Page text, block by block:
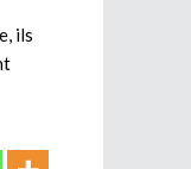
ils